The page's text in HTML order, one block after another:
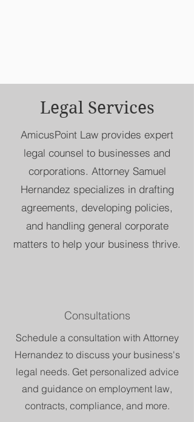
Legal Services
AmicusPoint Law provides expert
legal counsel to businesses and
corporations. Attorney Samuel
Hernandez specializes in drafting
agreements, developing policies,
and handling general corporate
matters to help your business thrive.
Consultations
Schedule a consultation with Attorney
Hernandez to discuss your business's
legal needs. Get personalized advice
and guidance on employment law,
contracts, compliance, and more.